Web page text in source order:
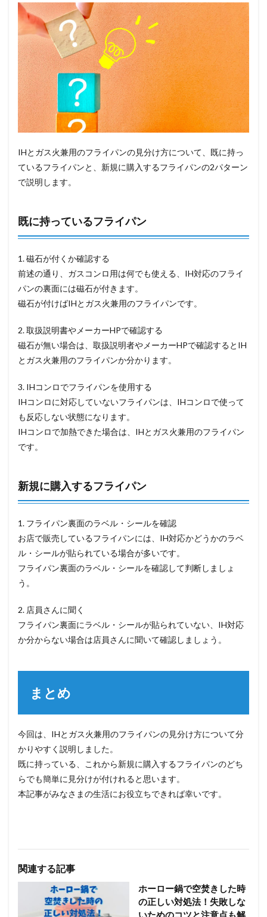
IHとガス火兼用のフライパンの見分け方について、既に持っ
ているフライパンと、新規に購入するフライパンの2パターン
で説明します。
既に持っているフライパン
1. 磁石が付くか確認する
前述の通り、ガスコンロ用は何でも使える、IH対応のフライ
パンの裏面には磁石が付きます。
磁石が付けばIHとガス火兼用のフライパンです。
2. 取扱説明書やメーカーHPで確認する
磁石が無い場合は、取扱説明者やメーカーHPで確認するとIH
とガス火兼用のフライパンか分かります。
3. IHコンロでフライパンを使用する
IHコンロに対応していないフライパンは、IHコンロで使って
も反応しない状態になります。
IHコンロで加熱できた場合は、IHとガス火兼用のフライパン
です。
新規に購入するフライパン
1. フライパン裏面のラベル・シールを確認
お店で販売しているフライパンには、IH対応かどうかのラベ
ル・シールが貼られている場合が多いです。
フライパン裏面のラベル・シールを確認して判断しましょ
う。
2. 店員さんに聞く
フライパン裏面にラベル・シールが貼られていない、IH対応
か分からない場合は店員さんに聞いて確認しましょう。
まとめ
今回は、IHとガス火兼用のフライパンの見分け方について分
かりやすく説明しました。
既に持っている、これから新規に購入するフライパンのどち
らでも簡単に見分けが付けれると思います。
本記事がみなさまの生活にお役立ちできれば幸いです。
関連する記事
ホーロー鍋で空焚きした時
の正しい対処法！失敗しな
いためのコツと注意点も解